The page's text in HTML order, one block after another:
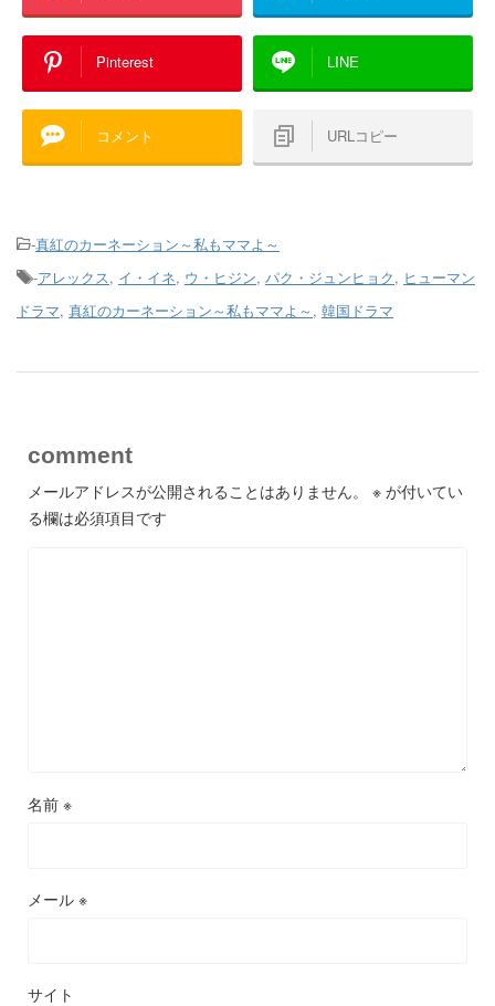
Pinterest LINE
コメント URLコピー
-真紅のカーネーション～私もママよ～
-アレックス, イ・イネ, ウ・ヒジン, パク・ジュンヒョク, ヒューマン
ドラマ, 真紅のカーネーション～私もママよ～ , 韓国ドラマ
comment
メールアドレスが公開されることはありません。 ※ が付いてい
る欄は必須項目です
名前 ※
メール ※
サイト